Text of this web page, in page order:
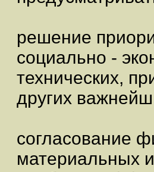
решение
социально -
технических,
других
согласование
материальных